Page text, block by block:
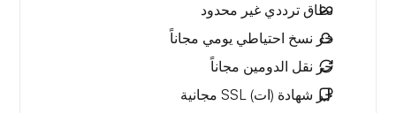
نطاق ترددي غير محدود
حر نسخ احتياطي يومي مجاناً
حر نقل الدومين مجاناً
حر شهادة (ات) SSL مجانية